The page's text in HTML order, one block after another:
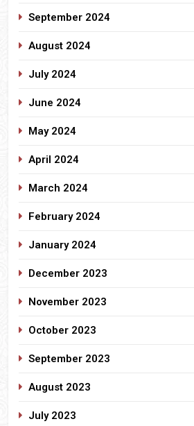
September 2024
August 2024
July 2024
June 2024
May 2024
April 2024
March 2024
February 2024
January 2024
December 2023
November 2023
October 2023
September 2023
August 2023
July 2023